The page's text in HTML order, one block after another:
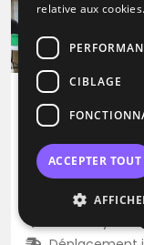
DJ
ProDJ Show
Blues Zouk
relative aux cookies.
CIBLAGE
ACCEPTER TOUT